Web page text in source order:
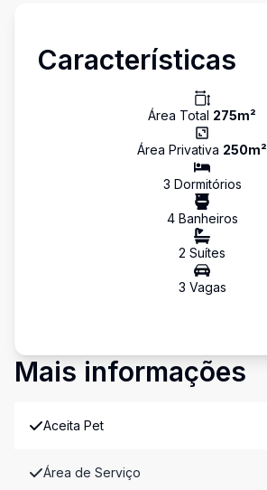
Características
Área Total 275m²
Área Privativa 250m²
3 Dormitórios
4Banheiros
2 Suítes
3 Vagas
Mais informações
Aceita Pet
Área de Serviço